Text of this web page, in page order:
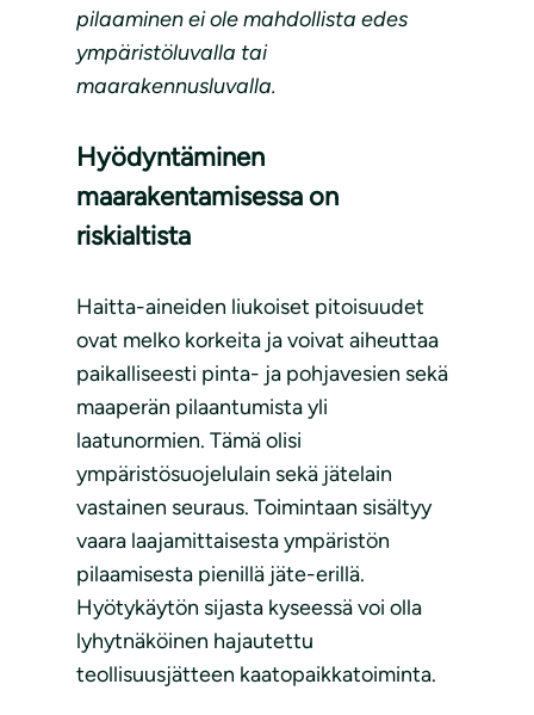
pilaaminen ei ole mahdollista edes
ympäristöluvalla tai
maarakennusluvalla.
Hyödyntäminen
maarakentamisessa on
riskialtista
Haitta-aineiden liukoiset pitoisuudet
ovat melko korkeita ja voivat aiheuttaa
paikalliseesti pinta- ja pohjavesien sekä
maaperän pilaantumista yli
laatunormien. Tämä olisi
ympäristösuojelulain sekä jätelain
vastainen seuraus. Toimintaan sisältyy
vaara laajamittaisesta ympäristön
pilaamisesta pienillä jäte-erillä.
Hyötykäytön sijasta kyseessä voi olla
lyhytnäköinen hajautettu
teollisuusjätteen kaatopaikkatoiminta.